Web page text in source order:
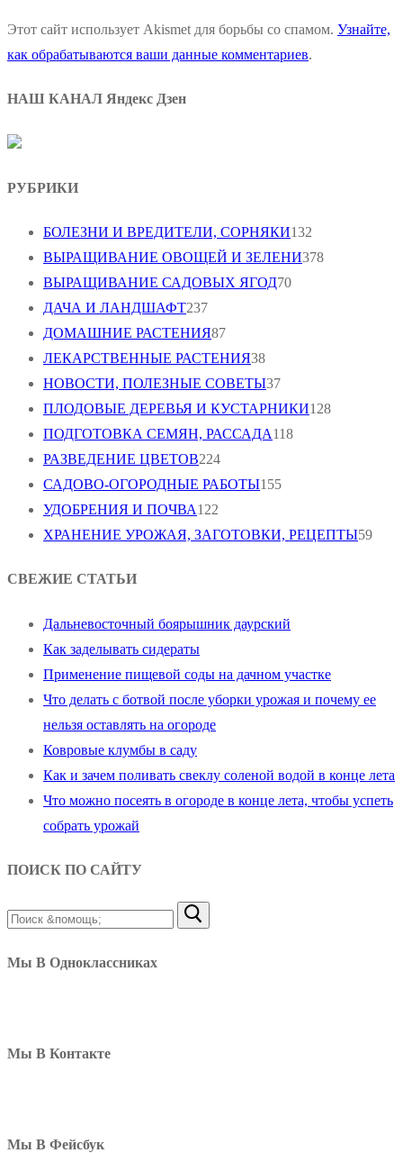
Этот сайт использует Akismet для борьбы со спамом. Узнайте,
как обрабатываются ваши данные комментариев.
НАШ КАНАЛ Яндекс Дзен
РУБРИКИ
БОЛЕЗНИ И ВРЕДИТЕЛИ, СОРНЯКИ132
ВЫРАЩИВАНИЕ ОВОЩЕЙ И ЗЕЛЕНИ378
ВЫРАЩИВАНИЕ САДОВЫХ ЯГОД70
ДАЧА И ЛАНДШАФТ237
ДОМАШНИЕ РАСТЕНИЯ87
ЛЕКАРСТВЕННЫЕ РАСТЕНИЯ38
НОВОСТИ, ПОЛЕЗНЫЕ СОВЕТЫ37
ПЛОДОВЫЕ ДЕРЕВЬЯ И КУСТАРНИКИ128
ПОДГОТОВКА СЕМЯН, РАССАДА118
РАЗВЕДЕНИЕ ЦВЕТОВ224
САДОВО-ОГОРОДНЫЕ РАБОТЫ155
УДОБРЕНИЯ И ПОЧВА122
ХРАНЕНИЕ УРОЖАЯ, ЗАГОТОВКИ, РЕЦЕПТЫ59
СВЕЖИЕ СТАТЬИ
Дальневосточный боярышник даурский
Как заделывать сидераты
Применение пищевой соды на дачном участке
Что делать с ботвой после уборки урожая и почему ее
нельзя оставлять на огороде
Ковровые клумбы в саду
Как и зачем поливать свеклу соленой водой в конце лета
Что можно посеять в огороде в конце лета, чтобы успеть
собрать урожай
ПОИСК ПО САЙТУ
Найти:
Мы В Одноклассниках
Мы В Контакте
Мы В Фейсбук